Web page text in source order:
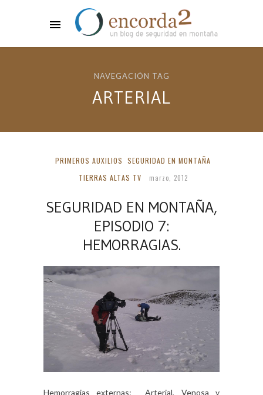
NAVEGACIÓN TAG
ARTERIAL
PRIMEROS AUXILIOS SEGURIDAD EN MONTAÑA
TIERRAS ALTAS TV
marzo, 2012
SEGURIDAD EN MONTAÑA,
EPISODIO 7:
HEMORRAGIAS.
Hemorragias externas: Arterial, Venosa y